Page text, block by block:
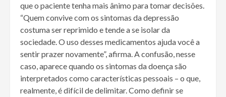
que o paciente tenha mais ânimo para tomar decisões.
“Quem convive com os sintomas da depressão
costuma ser reprimido e tende a se isolar da
sociedade. O uso desses medicamentos ajuda você a
sentir prazer novamente”, afirma. A confusão, nesse
caso, aparece quando os sintomas da doença são
interpretados como características pessoais – o que,
realmente, é difícil de delimitar. Como definir se